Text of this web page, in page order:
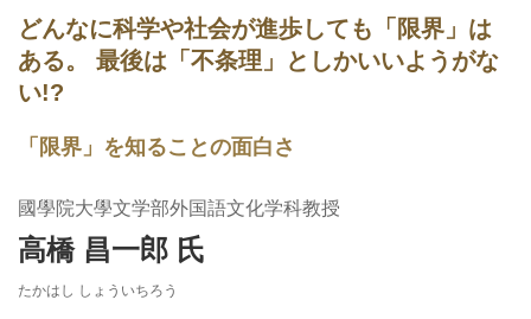
どんなに科学や社会が進歩しても「限界」は
ある。 最後は「不条理」としかいいようがな
い!?
「限界」を知ることの面白さ
國學院大學文学部外国語文化学科教授
高橋 昌一郎 氏
たかはし しょういちろう